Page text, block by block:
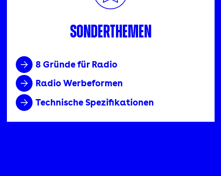
Sonderthemen
8 Gründe für Radio
Radio Werbeformen
Technische Spezifikationen